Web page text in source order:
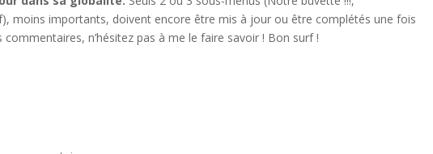
moins importants, doivent encore être mis à jour ou être complétés une fois
n’hésitez pas à me le faire savoir ! Bon surf !